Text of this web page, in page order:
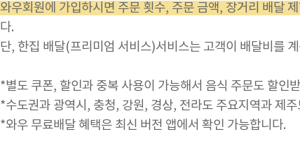
와우회원에 가입하시면 주문 횟수, 주문 금액, 장거리 배달
다.
단, 한집 배달(프리미엄 서비스)서비스는 고객이 배달비를
*별도 쿠폰, 할인과 중복 사용이 가능해서 음식 주문도 할인
*수도권과 광역시, 충청, 강원, 경상, 전라도 주요지역과 제
*와우 무료배달 혜택은 최신 버전 앱에서 확인 가능합니다.